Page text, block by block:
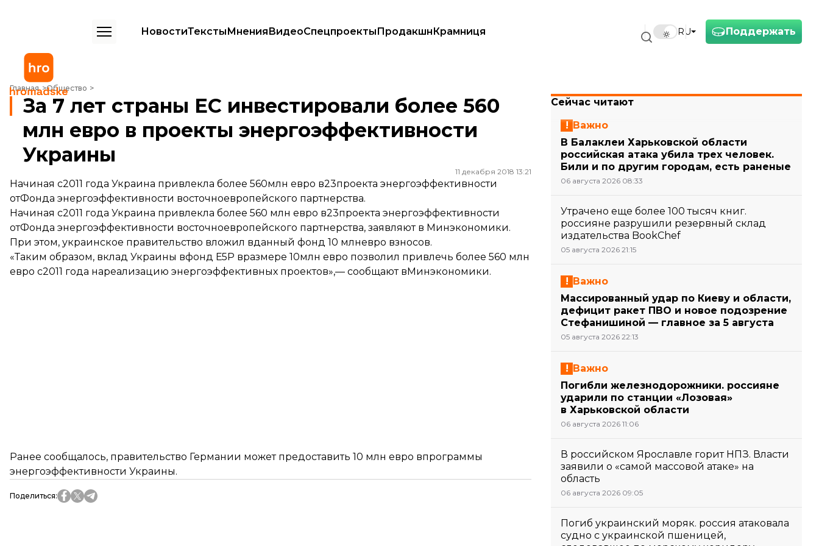
Поддержать
RU
НовостиТекстыМненияВидеоСпецпроектыПродакшнКрамниця
Главная Общество
За 7 лет страны ЕС инвестировали более 560 млн евро в проекты энергоэффективности Украины
За 7 лет страны ЕС инвестировали более 560
млн евро в проекты энергоэффективности
Украины
11 декабря 2018 13:21
Начиная с2011 года Украина привлекла более 560млн евро в23проекта энергоэффективности
отФонда энергоэффективности восточноевропейского партнерства.
Начиная с2011 года Украина привлекла более 560 млн евро в23проекта энергоэффективности
отФонда энергоэффективности восточноевропейского партнерства, заявляютв Минэкономики.
При этом, украинское правительство вложил вданный фонд 10 млневро взносов.
«Таким образом, вклад Украины вфонд Е5Р вразмере 10млн евро позволил привлечь более 560 млн
евро с2011 года нареализацию энергоэффективных проектов»,— сообщают вМинэкономики.
Ранее сообщалось, правительство Германии может предоставить 10 млн евро впрограммы
энергоэффективности Украины.
Поделиться:
Сейчас читают
Важно
В Балаклеи Харьковской области
российская атака убила трех человек.
Били и по другим городам, есть раненые
06 августа 2026 08:33
Утрачено еще более 100 тысяч книг.
россияне разрушили резервный склад
издательства BookChef
05 августа 2026 21:15
Важно
Массированный удар по Киеву и области,
дефицит ракет ПВО и новое подозрение
Стефанишиной — главное за 5 августа
05 августа 2026 22:13
Важно
Погибли железнодорожники. россияне
ударили по станции «Лозовая»
в Харьковской области
06 августа 2026 11:06
В российском Ярославле горит НПЗ. Власти
заявили о «самой массовой атаке» на
область
06 августа 2026 09:05
Погиб украинский моряк. россия атаковала
судно с украинской пшеницей,